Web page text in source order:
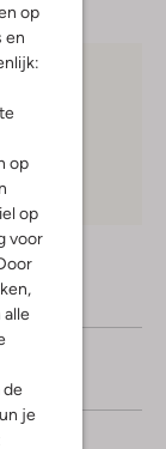
op
en
op
op
voor
alle
de
je